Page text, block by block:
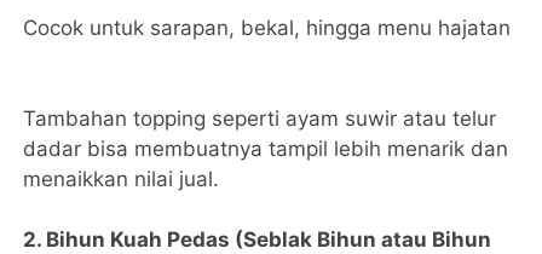
Cocok untuk sarapan, bekal, hingga menu hajatan
Tambahan topping seperti ayam suwir atau telur
dadar bisa membuatnya tampil lebih menarik dan
menaikkan nilai jual.
2. Bihun Kuah Pedas (Seblak Bihun atau Bihun